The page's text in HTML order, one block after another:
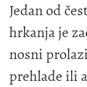
Jedan od
hrkanja je
nosni
prehlade ili